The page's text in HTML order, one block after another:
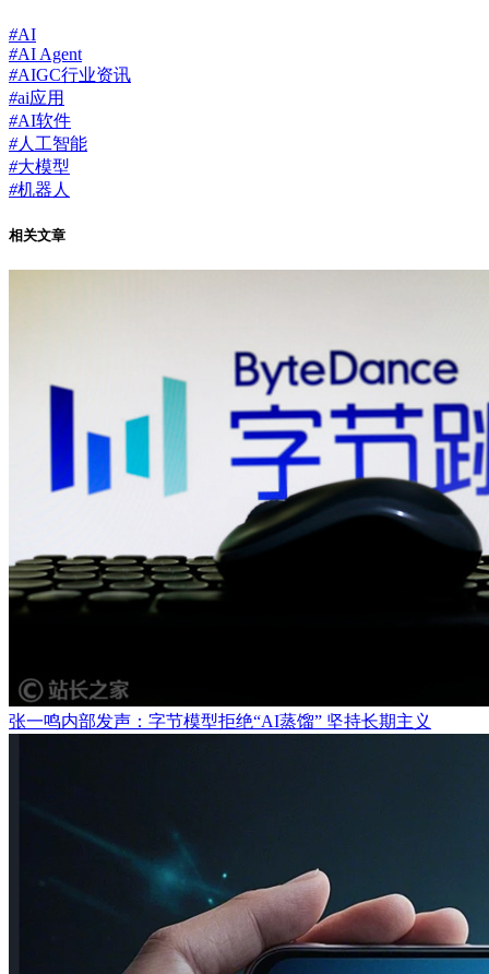
#AI
#AI Agent
#AIGC行业资讯
#ai应用
#AI软件
#人工智能
#大模型
#机器人
相关文章
张一鸣内部发声：字节模型拒绝“AI蒸馏” 坚持长期主义